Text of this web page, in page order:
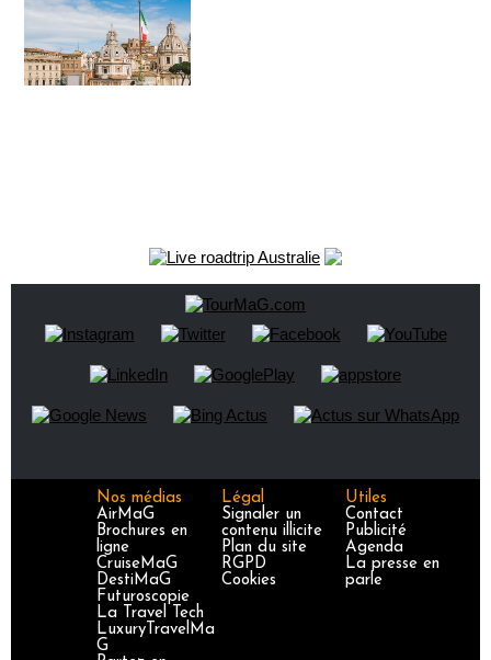
Nos médias
AirMaG
Brochures en
ligne
CruiseMaG
DestiMaG
Futuroscopie
La Travel Tech
LuxuryTravelMa
G
Légal
Signaler un
contenu illicite
Plan du site
RGPD
Cookies
Utiles
Contact
Publicité
Agenda
La presse en
parle